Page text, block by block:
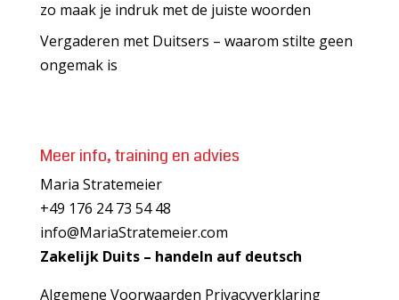
zo maak je indruk met de juiste woorden
Vergaderen met Duitsers – waarom stilte geen
ongemak is
Meer info, training en advies
Maria Stratemeier
+49 176 24 73 54 48
info@MariaStratemeier.com
Zakelijk Duits – handeln auf deutsch
Algemene Voorwaarden Privacyverklaring